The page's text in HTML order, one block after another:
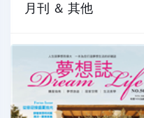
月刊 ＆ 其他